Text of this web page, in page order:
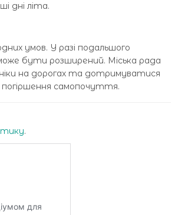
дні літа.
умов. У разі подальшого
бути розширений. Міська рада
на дорогах та дотримуватися
самопочуття.
.